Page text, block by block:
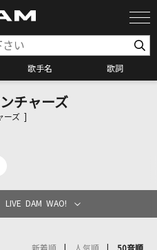
歌手名 歌詞
ケ検索
クエスト
チャーズ
ーズ ]
LIVE DAM WAO!